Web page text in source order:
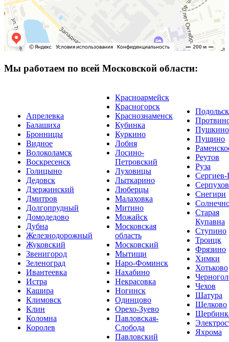
Мы работаем по всей Московской области:
Апрелевка
Балашиха
Бронницы
Видное
Волоколамск
Воскресенск
Голицыно
Дедовск
Дзержинский
Дмитров
Долгопрудный
Домодедово
Дубна
Железнодорожный
Жуковский
Звенигород
Зеленоград
Ивантеевка
Истра
Кашира
Климовск
Клин
Коломна
Королев
Красноармейск
Красногорск
Краснознаменск
Кубинка
Куркино
Лобня
Лосино-
Петровский
Луховицы
Лыткарино
Люберцы
Малаховка
Митино
Можайск
Московская
область
Московский
Мытищи
Наро-Фоминск
Нахабино
Некрасовка
Ногинск
Одинцово
Орехо-Зуево
Павловская-
Слобода
Павловский
Подольск
Пушкино
Пущино
Реутов
Руза
Серпухов
Снегири
Старая
Купавна
Ступино
Троицк
Фрязино
Химки
Хотьково
Чехов
Шатура
Щелково
Яхрома